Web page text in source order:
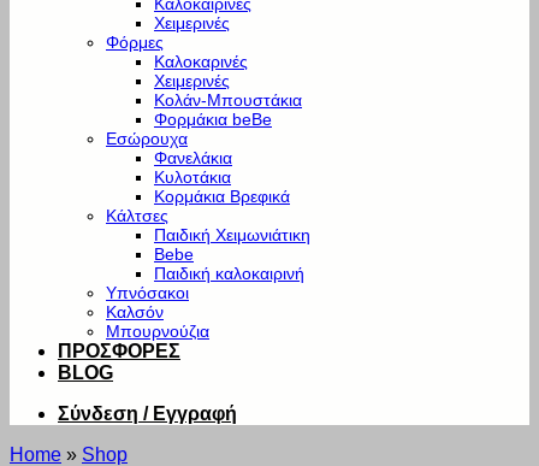
Χειμερινές
Φόρμες
Καλοκαρινές
Χειμερινές
Κολάν-Μπουστάκια
Φορμάκια beBe
Εσώρουχα
Φανελάκια
Κυλοτάκια
Κορμάκια Βρεφικά
Κάλτσες
Παιδική Χειμωνιάτικη
Bebe
Παιδική καλοκαιρινή
Υπνόσακοι
Καλσόν
Μπουρνούζια
ΠΡΟΣΦΟΡΕΣ
BLOG
Σύνδεση / Εγγραφή
Home » Shop